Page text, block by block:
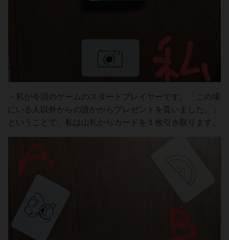
・私が今回のゲームのスタートプレイヤーです。「この場
にいる人以外からの誰かからプレゼントを貰いました。」
ということで、私は山札からカードを１枚引き取ります。